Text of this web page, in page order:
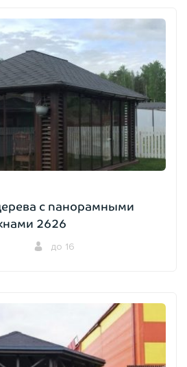
с панорамными
2626
до 16